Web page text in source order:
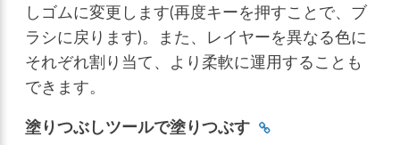
しゴムに変更します(再度キーを押すことで、ブ
ラシに戻ります)。また、レイヤーを異なる色に
それぞれ割り当て、より柔軟に運用することも
できます。
塗りつぶしツールで塗りつぶす